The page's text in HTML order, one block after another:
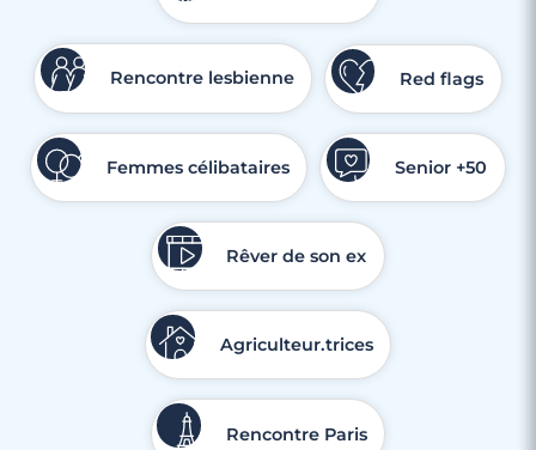
Rencontre lesbienne Red flags
Femmes célibataires Senior +50
Rêver de son ex
Agriculteur.trices
Rencontre Paris